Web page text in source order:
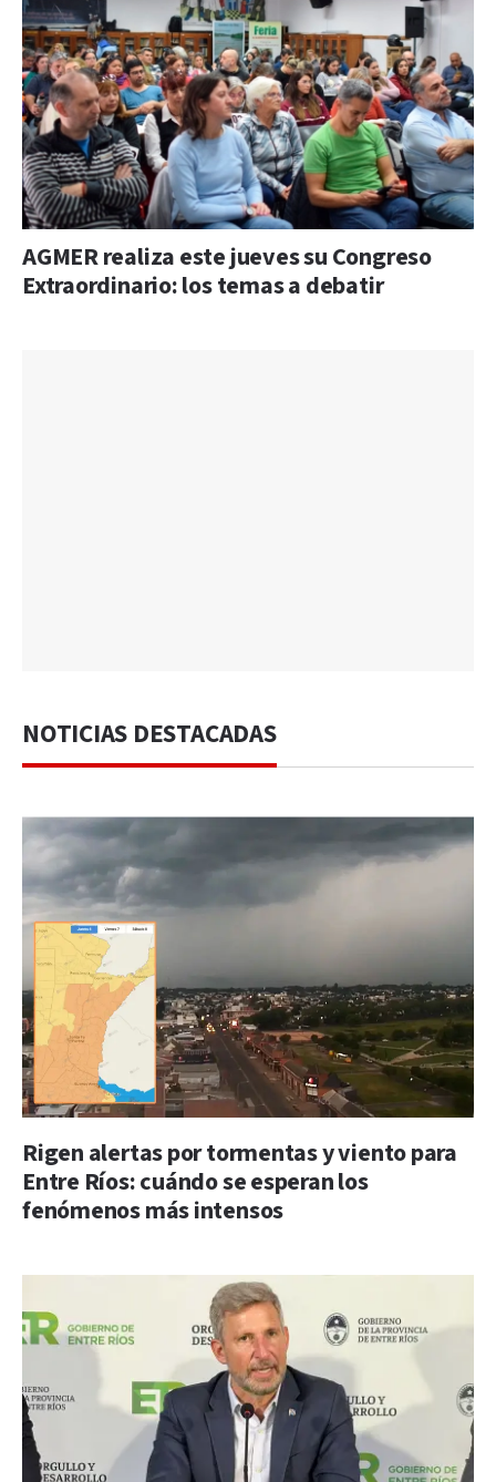
AGMER realiza este jueves su Congreso
Extraordinario: los temas a debatir
NOTICIAS DESTACADAS
Rigen alertas por tormentas y viento para
Entre Ríos: cuándo se esperan los
fenómenos más intensos